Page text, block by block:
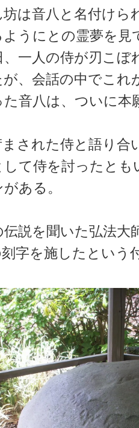
は音八と名付けら
うにとの霊夢を見
一人の侍が刃こぼ
が、会話の中でこれ
た音八は、ついに本
された侍と語り合
して侍を討ったと
ある。
説を聞いた弘法大
字を施したという